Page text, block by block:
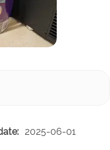
2025-06-01